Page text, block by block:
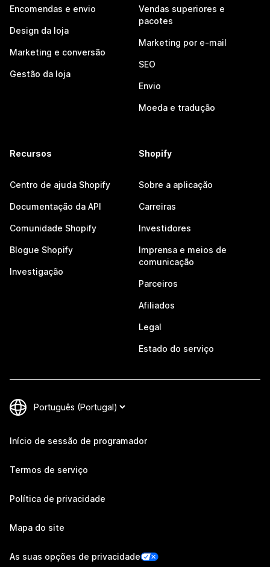
Encomendas e envio
Design da loja
Marketing e conversão
Gestão da loja
Vendas superiores e
pacotes
Marketing por e-mail
SEO
Envio
Moeda e tradução
Recursos
Centro de ajuda Shopify
Documentação da API
Comunidade Shopify
Blogue Shopify
Investigação
Shopify
Sobre a aplicação
Carreiras
Investidores
Imprensa e meios de
comunicação
Parceiros
Afiliados
Legal
Estado do serviço
Início de sessão de programador
Termos de serviço
Política de privacidade
Mapa do site
As suas opções de privacidade